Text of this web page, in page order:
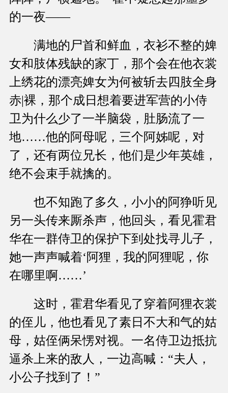
的一夜——
满地的尸首和鲜血，衣衫不整的婢
女和肢体残缺的家丁，那个会在他衣裳
上绣花的漂亮婢女为何被斩去四肢全身
赤|裸，那个成日想着要进军营的小侍
卫为什么少了一半脑袋，肚肠流了一
地……他的阿母呢，三个阿姊呢，对
了，还有两位兄长，他们是少年英雄，
绝不会束手就擒的。
也不知跑了多久，小小的阿狰听见
另一头传来厮杀声，他回头，看见霍君
华在一群侍卫的保护下到处找寻儿子，
她一声声喊着‘阿狸，我的阿狸呢，你
在哪里啊……’
这时，霍君华看见了穿着阿狸衣裳
的侄儿，他也看见了素日不大和气的姑
母，姑侄俩呆愣对视。一名侍卫边抵抗
逼杀上来的敌人，一边高喊：“夫人，
小公子找到了！”